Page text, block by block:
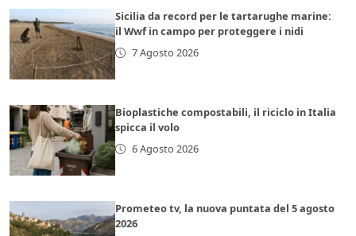
Sicilia da record per le tartarughe marine:
il Wwf in campo per proteggere i nidi
7 Agosto 2026
Bioplastiche compostabili, il riciclo in Italia
spicca il volo
6 Agosto 2026
Prometeo tv, la nuova puntata del 5 agosto
2026